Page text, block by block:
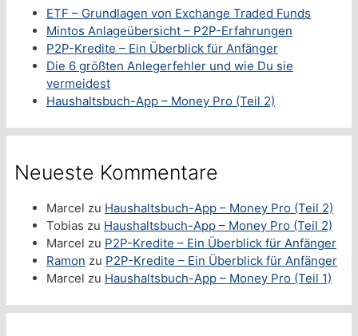
ETF – Grundlagen von Exchange Traded Funds
Mintos Anlageübersicht – P2P-Erfahrungen
P2P-Kredite – Ein Überblick für Anfänger
Die 6 größten Anlegerfehler und wie Du sie
vermeidest
Haushaltsbuch-App – Money Pro (Teil 2)
Neueste Kommentare
Marcel zu Haushaltsbuch-App – Money Pro (Teil 2)
Tobias zu Haushaltsbuch-App – Money Pro (Teil 2)
Marcel zu P2P-Kredite – Ein Überblick für Anfänger
Ramon zu P2P-Kredite – Ein Überblick für Anfänger
Marcel zu Haushaltsbuch-App – Money Pro (Teil 1)